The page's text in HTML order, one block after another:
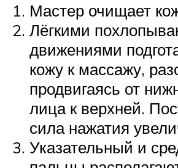
Мастер очищает
Лёгкими
движениями
кожу к массажу,
продвигаясь от
лица к верхней.
сила нажатия
Указательный и